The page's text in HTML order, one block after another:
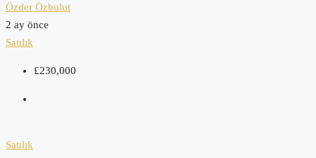
Özder Özbulut
2 ay önce
Satılık
£230,000
Satılık